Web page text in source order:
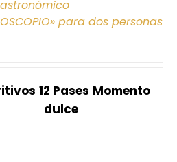
para dos personas
12 Pases Momento
dulce